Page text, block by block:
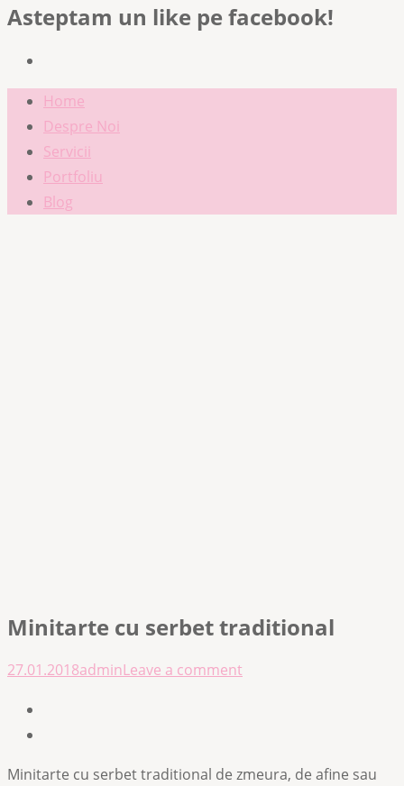
Asteptam un like pe facebook!
Home
Despre Noi
Servicii
Portfoliu
Blog
Minitarte cu serbet traditional
27.01.2018adminLeave a comment
Minitarte cu serbet traditional de zmeura, de afine sau